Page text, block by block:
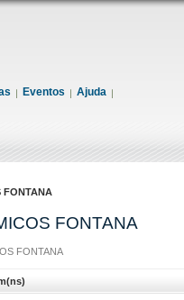
Eventos Ajuda
FONTANA
FONTANA
FONTANA